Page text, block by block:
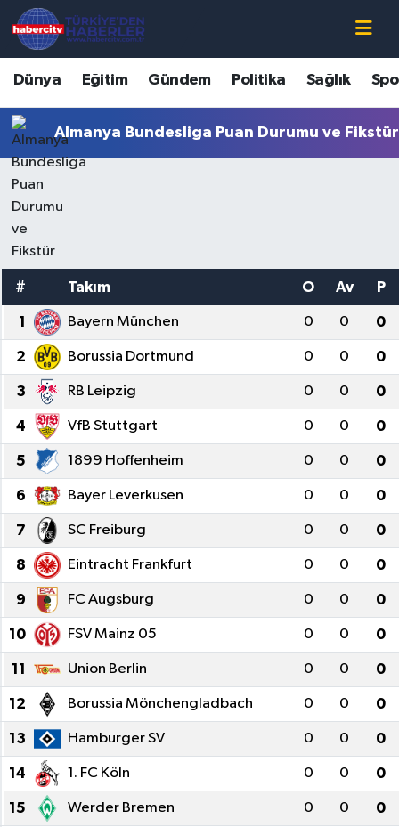
Dünya Eğitim Gündem Politika Sağlık
Almanya Bundesliga Puan Durumu ve Fikstür
# Takım O Av P
1 Bayern München 0 0 0
2 Borussia Dortmund 0 0 0
3 RB Leipzig 0 0 0
4 VfB Stuttgart 0 0 0
5 1899 Hoffenheim 0 0 0
6 Bayer Leverkusen 0 0 0
7 SC Freiburg 0 0 0
8 Eintracht Frankfurt 0 0 0
9 FC Augsburg 0 0 0
10 FSV Mainz 05 0 0 0
11 Union Berlin 0 0 0
12 Borussia Mönchengladbach 0 0 0
13 Hamburger SV 0 0 0
14 1. FC Köln 0 0 0
15 Werder Bremen 0 0 0
Hava Durumu
Muğla Namaz Vakitleri
Trafik Durumu
Süper Lig Puan Durumu ve Fikstür
Tüm Manşetler
Son Dakika Haberleri
Haber Arşivi